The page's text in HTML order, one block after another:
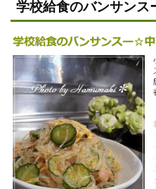
学校給食のバンサン